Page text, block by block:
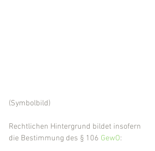
(Symbolbild)
Rechtlichen Hintergrund bildet insofern
die Bestimmung des § 106 GewO: